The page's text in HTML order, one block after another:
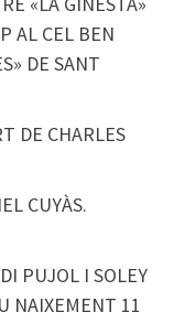
AL CEL BEN
DE SANT
DE CHARLES
CUYÀS.
PUJOL I SOLEY
NAIXEMENT 11